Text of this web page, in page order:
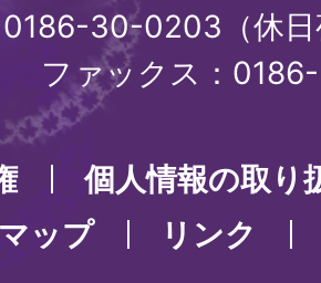
0186-30-0203（休
ファックス：
個人情報の取り
ップ
リンク